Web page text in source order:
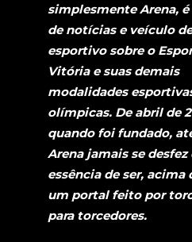
simplesmente Arena,
de notícias e veículo
esportivo sobre o
Vitória e suas demais
modalidades
olímpicas. De abril de
quando foi fundado,
Arena jamais se desfez
essência de ser, acima
um portal feito por
para torcedores.